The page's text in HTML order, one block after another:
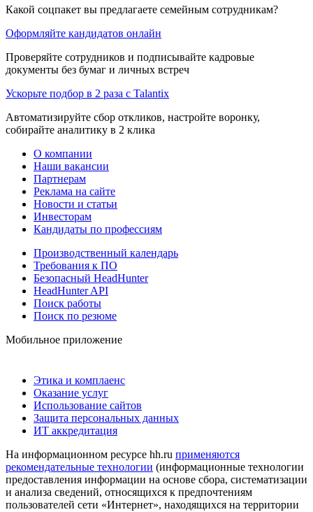
Какой соцпакет вы предлагаете семейным сотрудникам?
Оформляйте кандидатов онлайн
Проверяйте сотрудников и подписывайте кадровые
документы без бумаг и личных встреч
Ускорьте подбор в 2 раза с Talantix
Автоматизируйте сбор откликов, настройте воронку,
собирайте аналитику в 2 клика
О компании
Наши вакансии
Партнерам
Реклама на сайте
Новости и статьи
Инвесторам
Кандидаты по профессиям
Производственный календарь
Требования к ПО
Безопасный HeadHunter
HeadHunter API
Поиск работы
Поиск по резюме
Мобильное приложение
Этика и комплаенс
Оказание услуг
Использование сайтов
Защита персональных данных
ИТ аккредитация
На информационном ресурсе hh.ru применяются
рекомендательные технологии (информационные технологии
предоставления информации на основе сбора, систематизации
и анализа сведений, относящихся к предпочтениям
пользователей сети «Интернет», находящихся на территории